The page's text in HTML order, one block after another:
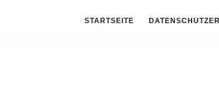
STARTSEITE